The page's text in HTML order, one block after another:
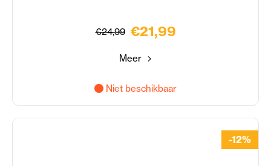
€24,99 €21,99
Meer
Niet beschikbaar
-12%